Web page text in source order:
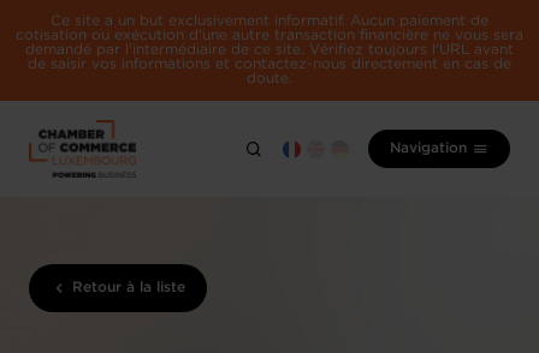
Ce site a un but exclusivement informatif. Aucun paiement de
cotisation ou exécution d'une autre transaction financière ne vous sera
demandé par l'intermédiaire de ce site. Vérifiez toujours l'URL avant
de saisir vos informations et contactez-nous directement en cas de
doute.
Navigation
Retour à la liste